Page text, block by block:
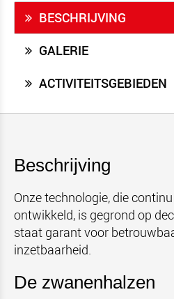
BESCHRIJVING
GALERIE
ACTIVITEITSGEBIEDEN
Beschrijving
Onze technologie, die
ontwikkeld, is gegrond op
staat garant voor
inzetbaarheid.
De zwanenhalzen